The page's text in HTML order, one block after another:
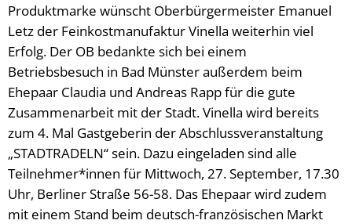
Produktmarke wünscht Oberbürgermeister Emanuel
Letz der Feinkostmanufaktur Vinella weiterhin viel
Erfolg. Der OB bedankte sich bei einem
Betriebsbesuch in Bad Münster außerdem beim
Ehepaar Claudia und Andreas Rapp für die gute
Zusammenarbeit mit der Stadt. Vinella wird bereits
zum 4. Mal Gastgeberin der Abschlussveranstaltung
„STADTRADELN“ sein. Dazu eingeladen sind alle
Teilnehmer*innen für Mittwoch, 27. September, 17.30
Uhr, Berliner Straße 56-58. Das Ehepaar wird zudem
mit einem Stand beim deutsch-französischen Markt